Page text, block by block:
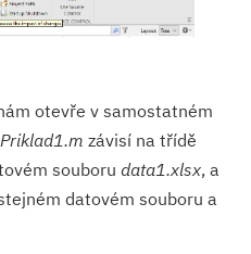
otevře v samostatném
Priklad1.m závisí na třídě
souborudata1.xlsx, a
datovém souboru a